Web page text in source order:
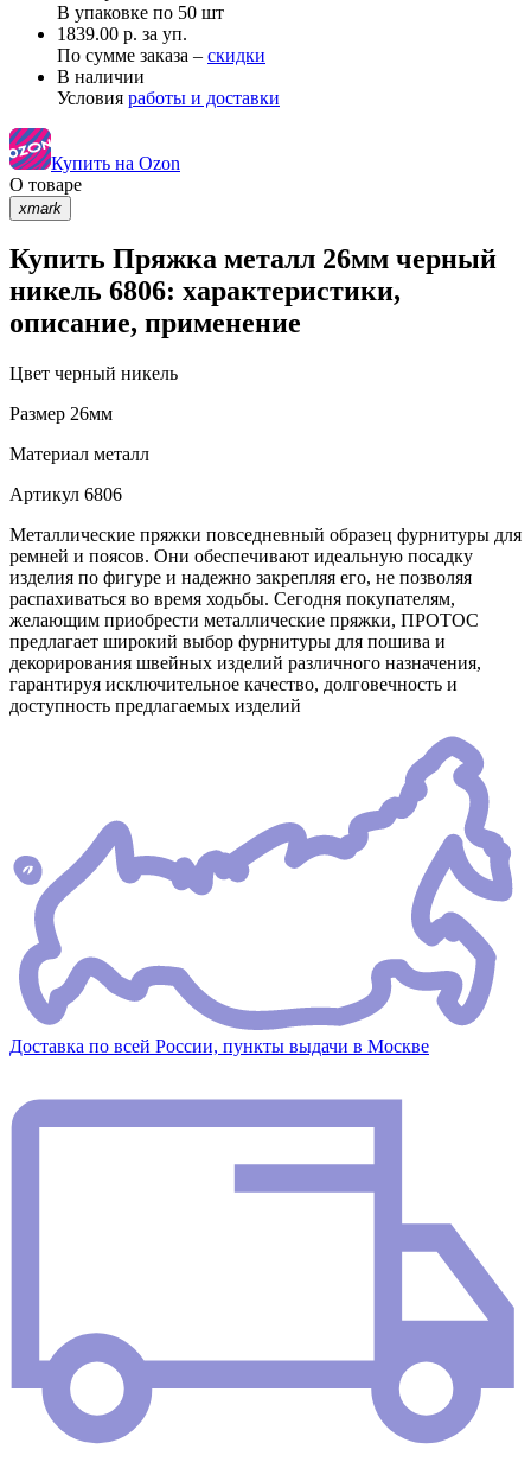
В упаковке по 50 шт
1839.00 р. за уп.
По сумме заказа – скидки
В наличии
Условия работы и доставки
Купить на Ozon
О товаре
xmark
Купить Пряжка металл 26мм черный
никель 6806: характеристики,
описание, применение
Цвет черный никель
Размер 26мм
Материал металл
Артикул 6806
Металлические пряжки повседневный образец фурнитуры для
ремней и поясов. Они обеспечивают идеальную посадку
изделия по фигуре и надежно закрепляя его, не позволяя
распахиваться во время ходьбы. Сегодня покупателям,
желающим приобрести металлические пряжки, ПРОТОС
предлагает широкий выбор фурнитуры для пошива и
декорирования швейных изделий различного назначения,
гарантируя исключительное качество, долговечность и
доступность предлагаемых изделий
Доставка по всей России, пункты выдачи в Москве